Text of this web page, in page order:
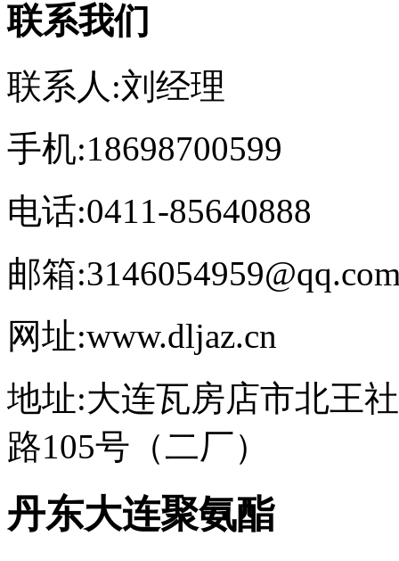
联系我们
联系人:刘经理
手机:18698700599
电话:0411-85640888
邮箱
网址:www.dljaz.cn
地址:大连瓦房店市北王
路105号（二厂）
丹东大连聚氨酯